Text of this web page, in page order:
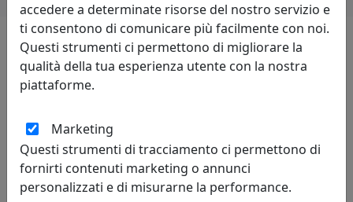
Lascia una recensione
Leggi le recensioni
accedere a determinate risorse del nostro servizio e
ti consentono di comunicare più facilmente con noi.
Questi strumenti ci permettono di migliorare la
qualità della tua esperienza utente con la nostra
piattaforme.
Marketing
Questi strumenti di tracciamento ci permettono di
fornirti contenuti marketing o annunci
personalizzati e di misurarne la performance.